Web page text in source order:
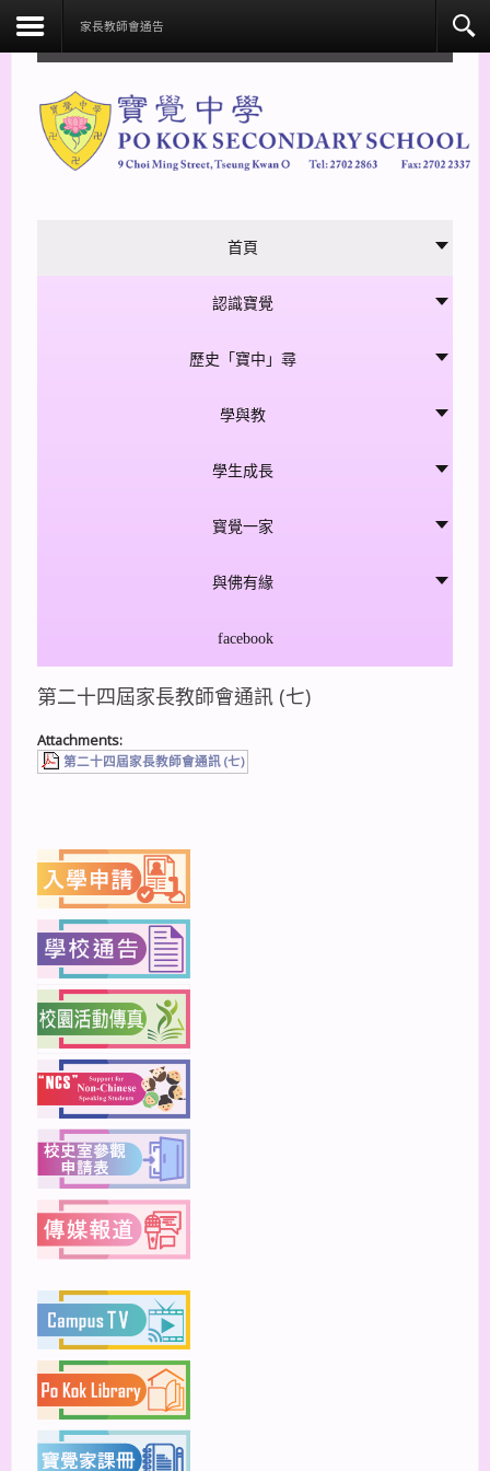
家長教師會通告
首頁
認識寶覺
歷史「寶中」尋
學與教
學生成長
寳覺一家
與佛有緣
facebook
第二十四屆家長教師會通訊 (七)
Attachments:
第二十四屆家長教師會通訊 (七)